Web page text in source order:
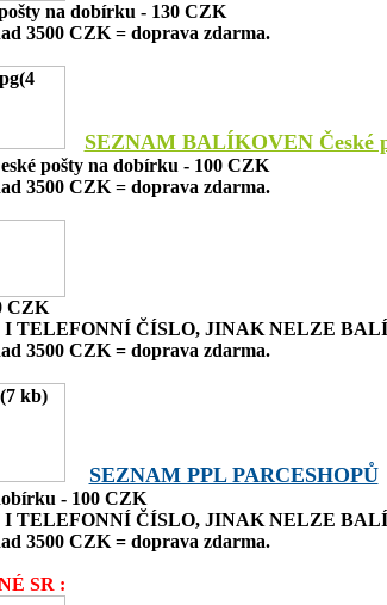
na dobírku - 130 CZK
3500 CZK = doprava zdarma.
SEZNAM BALÍKOVEN České
pošty na dobírku - 100 CZK
3500 CZK = doprava zdarma.
CZK
I TELEFONNÍ ČÍSLO, JINAK NELZE
3500 CZK = doprava zdarma.
SEZNAM PPL PARCESHOPŮ
- 100 CZK
I TELEFONNÍ ČÍSLO, JINAK NELZE
3500 CZK = doprava zdarma.
SR :